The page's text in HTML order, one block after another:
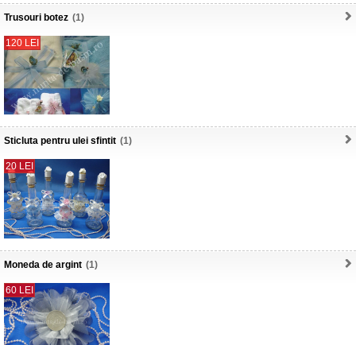
Trusouri botez (1)
120 LEI
Sticluta pentru ulei sfintit (1)
20 LEI
Moneda de argint (1)
60 LEI